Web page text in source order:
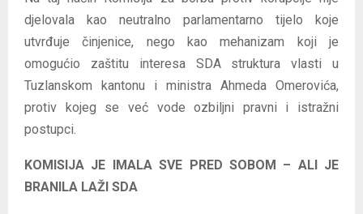
djelovala kao neutralno parlamentarno tijelo koje
utvrđuje činjenice, nego kao mehanizam koji je
omogućio zaštitu interesa SDA struktura vlasti u
Tuzlanskom kantonu i ministra Ahmeda Omerovića,
protiv kojeg se već vode ozbiljni pravni i istražni
postupci.
KOMISIJA JE IMALA SVE PRED SOBOM – ALI JE
BRANILA LAŽI SDA